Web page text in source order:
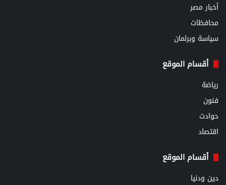
أخبار مصر
محافظات
سياسة وبرلمان
أقسام الموقع
رياضة
فنون
حوادث
اقتصاد
أقسام الموقع
دين ودنيا